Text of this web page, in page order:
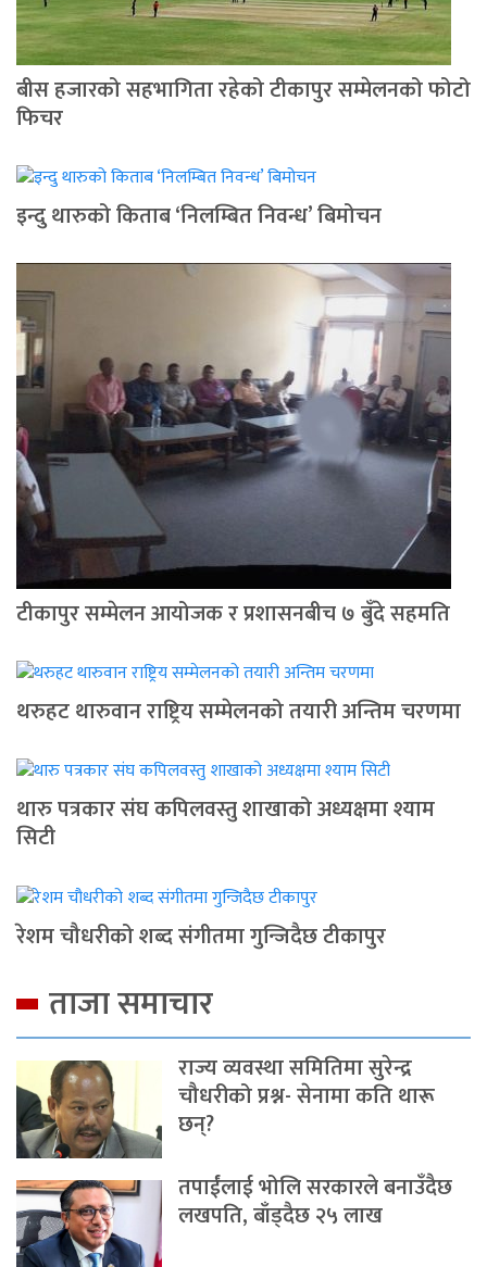
बीस हजारको सहभागिता रहेको टीकापुर सम्मेलनको फोटो
फिचर
इन्दु थारुको किताब ‘निलम्बित निवन्ध’ बिमोचन
टीकापुर सम्मेलन आयोजक र प्रशासनबीच ७ बुँदे सहमति
थरुहट थारुवान राष्ट्रिय सम्मेलनको तयारी अन्तिम चरणमा
थारु पत्रकार संघ कपिलवस्तु शाखाको अध्यक्षमा श्याम
सिटी
रेशम चौधरीको शब्द संगीतमा गुन्जिदैछ टीकापुर
ताजा समाचार
राज्य व्यवस्था समितिमा सुरेन्द्र
चौधरीको प्रश्न- सेनामा कति थारू
छन्?
तपाईंलाई भोलि सरकारले बनाउँदैछ
लखपति, बाँड्दैछ २५ लाख